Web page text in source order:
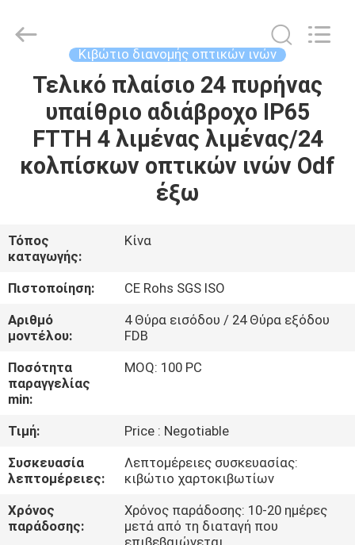
ΣΠΊΤΙ
ΠΡΟΪΌΝΤΑ
ΓΎΡΟΣ
ΕΡΓΟΣΤΑΣΊΩΝ
ΠΟΙΟΤΙΚΌΣ
ΈΛΕΓΧΟΣ
ΜΑΣ
ΕΛΆΤΕ
ΣΕ
ΕΠΑΦΉ
ΜΕ
Copyright
optics.com.
Developed
Κιβώτιο διανομής οπτικών ινών
Τελικό πλαίσιο 24 πυρήνας
υπαίθριο αδιάβροχο IP65
FTTH 4 λιμένας λιμένας/24
κολπίσκων οπτικών ινών Odf
έξω
Τόπος
καταγωγής:
Κίνα
Πιστοποίηση:
CE Rohs SGS ISO
Αριθμό
μοντέλου:
4 Θύρα εισόδου / 24 Θύρα εξόδου
FDB
Ποσότητα
παραγγελίας
min:
MOQ: 100 PC
Τιμή:
Price : Negotiable
Συσκευασία
λεπτομέρειες:
Λεπτομέρειες συσκευασίας:
κιβώτιο χαρτοκιβωτίων
Χρόνος
παράδοσης:
Χρόνος παράδοσης: 10-20 ημέρες
μετά από τη διαταγή που